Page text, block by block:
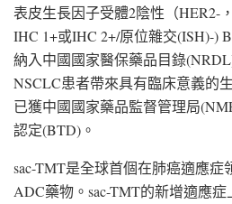
表皮生長因子受體2陰性（HER2-
IHC 1+或IHC 2+/原位雜交(ISH)-)
納入中國國家醫保藥品目錄
NSCLC患者帶來具有臨床意義的
已獲中國國家藥品監督管理局
認定(BTD)。
sac-TMT是全球首個在肺癌適應症
ADC藥物。sac-TMT的新增適應